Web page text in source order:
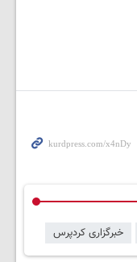
خبرگزاری کردپرس